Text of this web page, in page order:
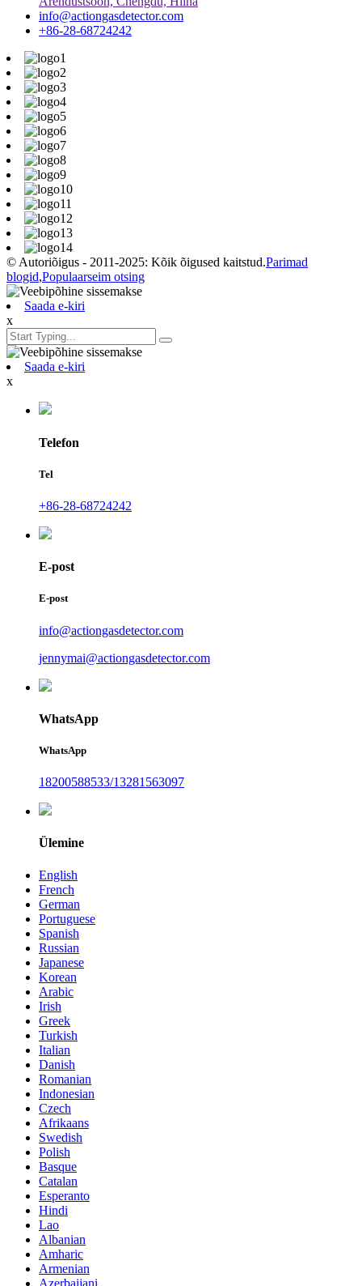
info@actiongasdetector.com
+86-28-68724242
© Autoriõigus - 2011-2025: Kõik õigused kaitstud.Parimad
blogid,Populaarseim otsing
Saada e-kiri
x
Saada e-kiri
x
Telefon
Tel
+86-28-68724242
E-post
E-post
info@actiongasdetector.com
jennymai@actiongasdetector.com
WhatsApp
WhatsApp
18200588533/13281563097
Ülemine
English
French
German
Portuguese
Spanish
Russian
Japanese
Korean
Arabic
Irish
Greek
Turkish
Italian
Danish
Romanian
Indonesian
Czech
Afrikaans
Swedish
Polish
Basque
Catalan
Esperanto
Hindi
Lao
Albanian
Amharic
Armenian
Azerbaijani